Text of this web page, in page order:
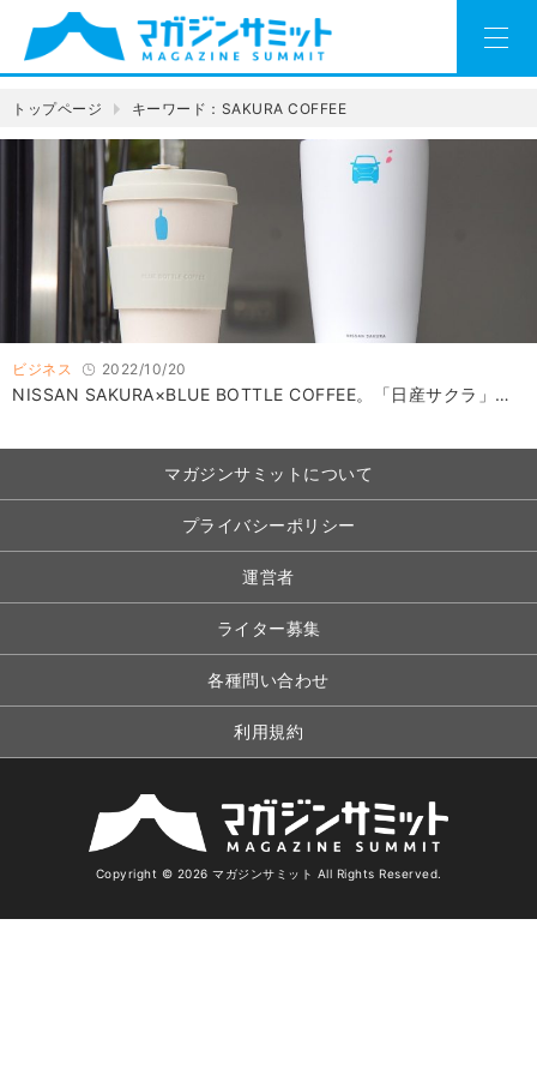
トップページ キーワード：SAKURA COFFEE
ビジネス 2022/10/20
NISSAN SAKURA×BLUE BOTTLE COFFEE。「日産サクラ」…
マガジンサミットについて
プライバシーポリシー
運営者
ライター募集
各種問い合わせ
利用規約
Copyright © 2026 マガジンサミット All Rights Reserved.